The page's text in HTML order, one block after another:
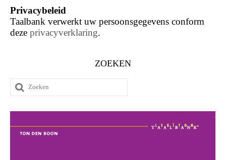
Privacybeleid
Taalbank verwerkt uw persoonsgegevens conform
deze privacyverklaring.
ZOEKEN
Zoeken
naar: